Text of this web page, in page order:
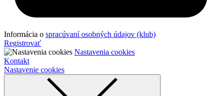
Informácia o spracúvaní osobných údajov (klub)
Registrovať
Nastavenia cookies
Kontakt
Nastavenie cookies